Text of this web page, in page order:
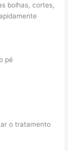
bolhas, cortes,
pé
o tratamento